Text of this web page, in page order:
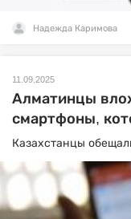
Надежда Каримова
11.09.2025
Алматинцы
смартфоны,
Казахстанцы